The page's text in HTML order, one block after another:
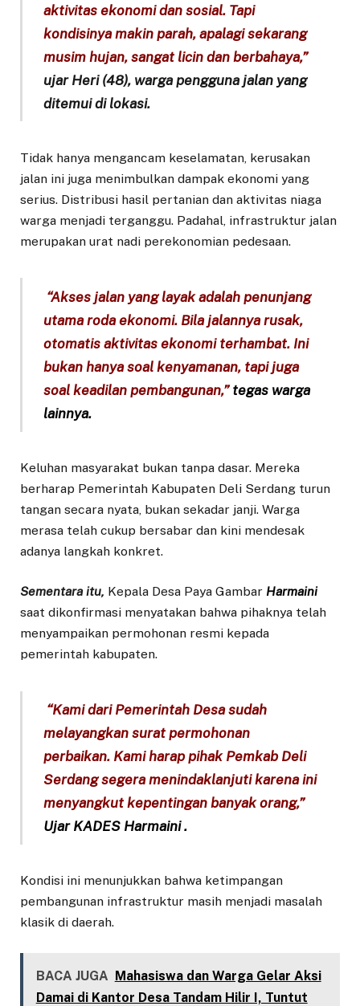
aktivitas ekonomi dan sosial. Tapi
kondisinya makin parah, apalagi sekarang
musim hujan, sangat licin dan berbahaya,”
ujar Heri (48), warga pengguna jalan yang
ditemui di lokasi.
Tidak hanya mengancam keselamatan, kerusakan
jalan ini juga menimbulkan dampak ekonomi yang
serius. Distribusi hasil pertanian dan aktivitas niaga
warga menjadi terganggu. Padahal, infrastruktur jalan
merupakan urat nadi perekonomian pedesaan.
“Akses jalan yang layak adalah penunjang
utama roda ekonomi. Bila jalannya rusak,
otomatis aktivitas ekonomi terhambat. Ini
bukan hanya soal kenyamanan, tapi juga
soal keadilan pembangunan,”tegas warga
lainnya.
Keluhan masyarakat bukan tanpa dasar. Mereka
berharap Pemerintah Kabupaten Deli Serdang turun
tangan secara nyata, bukan sekadar janji. Warga
merasa telah cukup bersabar dan kini mendesak
adanya langkah konkret.
Sementara itu, Kepala Desa Paya Gambar Harmaini
saat dikonfirmasi menyatakan bahwa pihaknya telah
menyampaikan permohonan resmi kepada
pemerintah kabupaten.
“Kami dari Pemerintah Desa sudah
melayangkan surat permohonan
perbaikan. Kami harap pihak Pemkab Deli
Serdang segera menindaklanjuti karena ini
menyangkut kepentingan banyak orang,”
Ujar KADES Harmaini .
Kondisi ini menunjukkan bahwa ketimpangan
pembangunan infrastruktur masih menjadi masalah
klasik di daerah.
BACA JUGA
Mahasiswa dan Warga Gelar Aksi
Damai di Kantor Desa Tandam Hilir I, Tuntut